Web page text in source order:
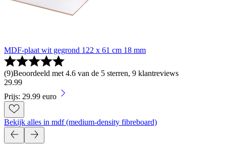
MDF-plaat wit gegrond 122 x 61 cm 18 mm
(9)Beoordeeld met 4.6 van de 5 sterren, 9 klantreviews
29.99
Prijs: 29.99 euro
Bekijk alles in mdf (medium-density fibreboard)